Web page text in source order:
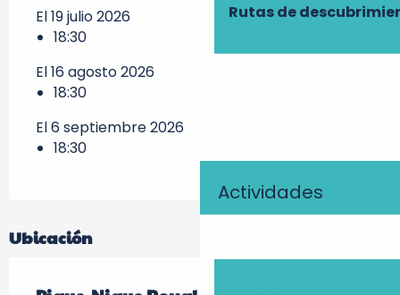
Rutas de
Actividades
El 19 julio 2026
18:30
El 16 agosto 2026
18:30
El 6 septiembre 2026
18:30
Ubicación